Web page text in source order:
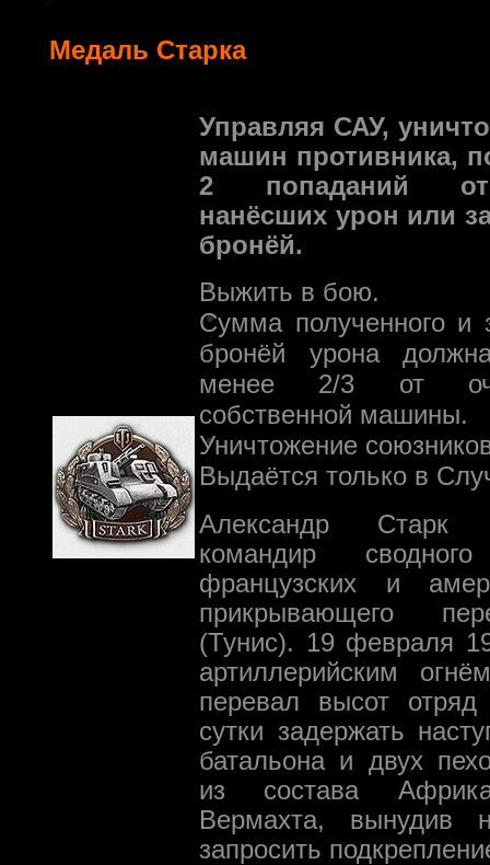
Медаль Старка
Управляя САУ,
машин противника,
2 попаданий от
нанёсших урон или
бронёй.
Выжить в бою.
Сумма полученного и
бронёй урона
менее 2/3 от
собственной машины.
Уничтожение
Выдаётся только в
Александр
командир сводного
французских и
прикрывающего
(Тунис). 19 февраля
артиллерийским
перевал высот
сутки задержать
батальона и двух
из состава
Вермахта, вынудив
запросить